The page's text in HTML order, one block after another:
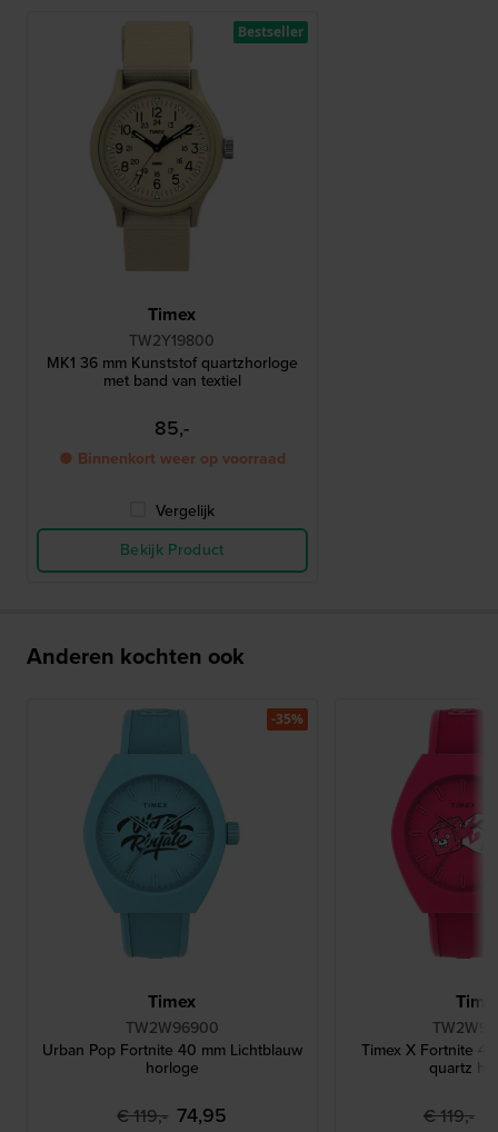
Timex
TW2Y19800
MK1 36 mm Kunststof quartzhorloge
met band van textiel
85,-
● Binnenkort weer op voorraad
Vergelijk
Bekijk Product
Bestseller
Anderen kochten ook
Timex
TW2W96900
Urban Pop Fortnite 40 mm Lichtblauw
horloge
€ 119,- 74,95
-35%
Timex X Fortnite
quartz
€ 119,-